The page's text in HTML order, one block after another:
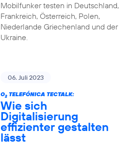
Mobilfunker testen in Deutschland,
Frankreich, Österreich, Polen,
Niederlande Griechenland und der
Ukraine.
06. Juli 2023
O2TELEFÓNICA TECTALK:
Wie sich
Digitalisierung
effizienter gestalten
lässt